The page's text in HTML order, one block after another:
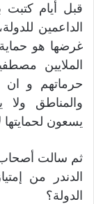
قبل أيام كتبت
الداعمين
غرضها هو حماية
الملايين
حرماتهم و
والمناطق ولا
يسعون
ثم سالت أصحاب
الدندر من
الدولة؟